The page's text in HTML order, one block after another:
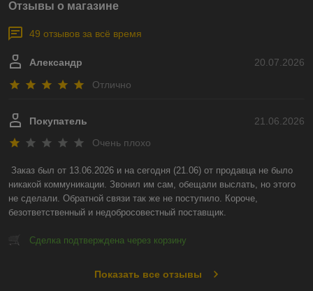
Отзывы о магазине
49 отзывов за всё время
20.07.2026
Александр
Отлично
21.06.2026
Покупатель
Очень плохо
Заказ был от 13.06.2026 и на сегодня (21.06) от продавца не было
никакой коммуникации. Звонил им сам, обещали выслать, но этого
не сделали. Обратной связи так же не поступило. Короче,
безответственный и недобросовестный поставщик.
Сделка подтверждена через корзину
Показать все отзывы